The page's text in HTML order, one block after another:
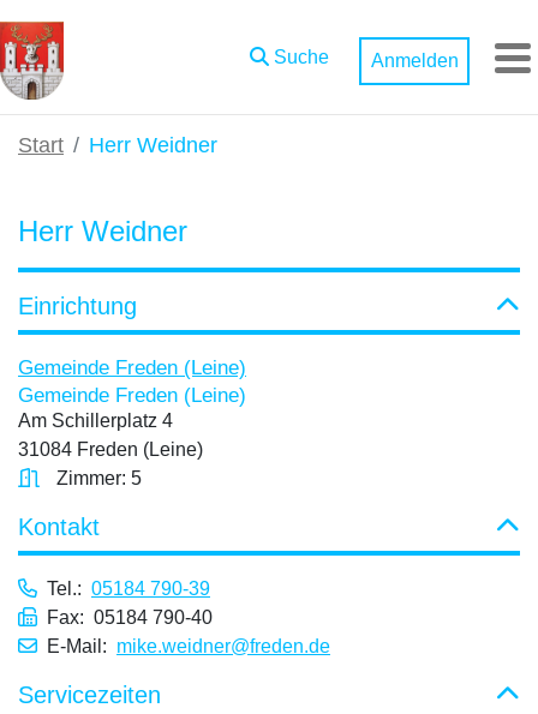
Zum Hauptinhalt springen
Suche Anmelden
Start Herr Weidner
Herr Weidner
Einrichtung
Gemeinde Freden (Leine)
Gemeinde Freden (Leine)
Am Schillerplatz 4
31084 Freden (Leine)
Zimmer: 5
Kontakt
Tel.: 05184 790-39
Fax: 05184 790-40
E-Mail: mike.weidner@freden.de
Servicezeiten